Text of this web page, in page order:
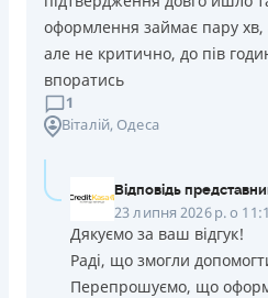
оформлення займає пару
але не критично, до пів
впоратись
1
Віталій, Одеса
Відповідь
23 липня 2026 р. о
Дякуємо за ваш відгук!
Раді, що змогли
Перепрошуємо, що